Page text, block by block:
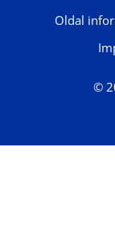
©
Oldal